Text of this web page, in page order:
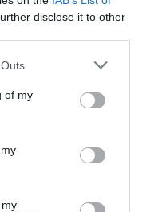
disclose it to other
of my
την Τέχνη και τον